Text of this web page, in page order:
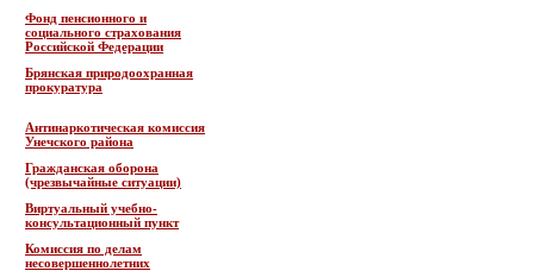
Фонд пенсионного и
социального страхования
Российской Федерации
Брянская природоохранная
прокуратура
Антинаркотическая комиссия
Унечского района
Гражданская оборона
(чрезвычайные ситуации)
Виртуальный учебно-
консультационный пункт
Комиссия по делам
несовершеннолетних